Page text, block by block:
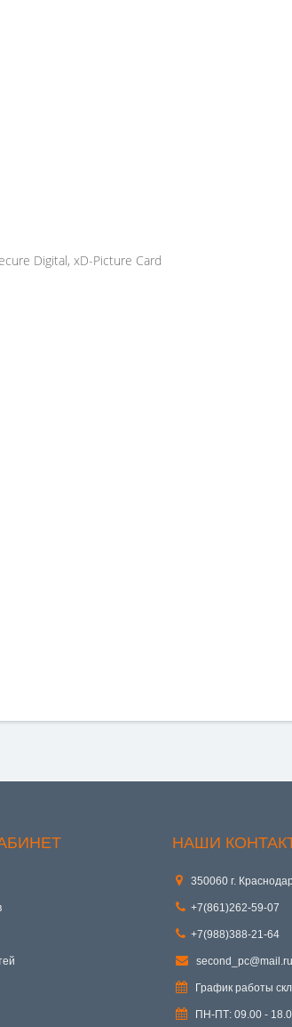
Digital, xD-Picture Card
НАШИ
350060 г.
+7(861)262-59-07
+7(988)388-21-64
second_pc@mail.ru
График работы
ПН-ПТ: 09.00 -